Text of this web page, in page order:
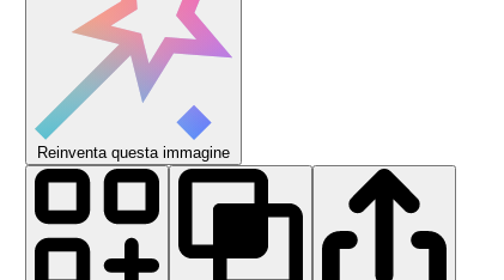
Reinventa questa immagine